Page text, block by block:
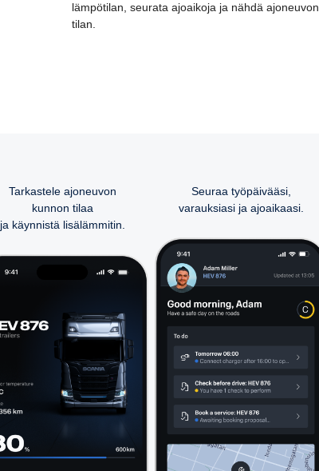
lämpötilan, seurata ajoaikoja ja nähdä ajoneuvon
tilan.
Tarkastele ajoneuvon
kunnon tilaa
ja käynnistä lisälämmitin.
Seuraa työpäivääsi,
varauksiasi ja ajoaikaasi.